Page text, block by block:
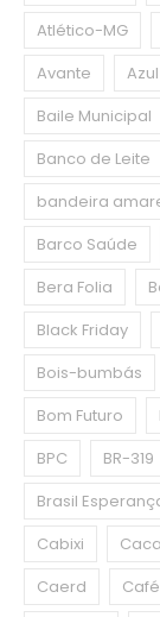
Atlético-MG
Avante
Baile Municipal
Banco de Leite
bandeira
Barco Saúde
Bera Folia
Black Friday
Bois-bumbás
Bom Futuro
BPC
BR-319
Brasil
Cabixi
Caerd
Café